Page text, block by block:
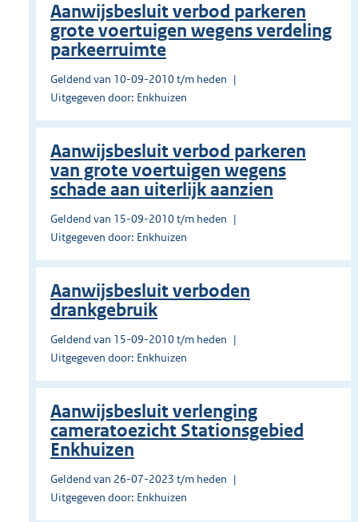
Aanwijsbesluit verbod parkeren
grote voertuigen wegens verdeling
parkeerruimte
Geldend van 10-09-2010 t/m heden
Uitgegeven door: Enkhuizen
Aanwijsbesluit verbod parkeren
van grote voertuigen wegens
schade aan uiterlijk aanzien
Geldend van 15-09-2010 t/m heden
Uitgegeven door: Enkhuizen
Aanwijsbesluit verboden
drankgebruik
Geldend van 15-09-2010 t/m heden
Uitgegeven door: Enkhuizen
Aanwijsbesluit verlenging
cameratoezicht Stationsgebied
Enkhuizen
Geldend van 26-07-2023 t/m heden
Uitgegeven door: Enkhuizen